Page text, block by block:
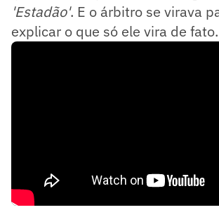
'Estadão'. E o árbitro se virava
explicar o que só ele vira de fato.